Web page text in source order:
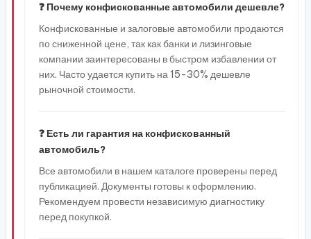
❓ Почему конфискованные автомобили дешевле?
Конфискованные и залоговые автомобили продаются
по сниженной цене, так как банки и лизинговые
компании заинтересованы в быстром избавлении от
них. Часто удается купить на 15-30% дешевле
рыночной стоимости.
❓ Есть ли гарантия на конфискованный
автомобиль?
Все автомобили в нашем каталоге проверены перед
публикацией. Документы готовы к оформлению.
Рекомендуем провести независимую диагностику
перед покупкой.